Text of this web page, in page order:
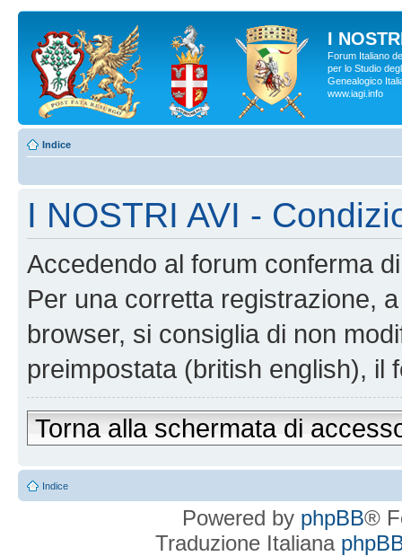
I
Forum Italiano
per lo Studio
Genealogico
www.iagi.info
Indice
I NOSTRI AVI -
Accedendo al forum conferma
Per una corretta registrazione,
browser, si consiglia di non
preimpostata (british english), il
Torna alla schermata di
Indice
Powered by phpBB®
Traduzione Italiana